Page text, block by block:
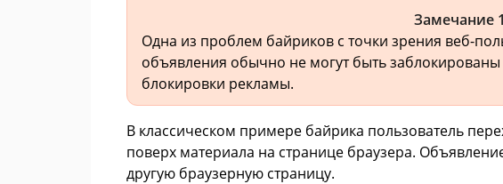
Замечание 1
Одна из проблем байриков с точки зрения веб-
объявления обычно не могут быть
блокировки рекламы.
В классическом примере байрика пользователь
поверх материала на странице браузера.
другую браузерную страницу.